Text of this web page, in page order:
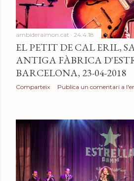
ambideraimon.cat 24.4.18
EL PETIT DE CAL ERIL,
ANTIGA FÀBRICA
BARCELONA, 23-04-2018
Comparteix Publica un comentari a